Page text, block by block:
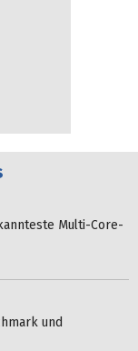
Multi-Core-
und